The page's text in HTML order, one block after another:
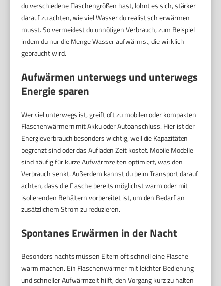
du verschiedene Flaschengrößen hast, lohnt es sich, stärker
darauf zu achten, wie viel Wasser du realistisch erwärmen
musst. So vermeidest du unnötigen Verbrauch, zum Beispiel
indem du nur die Menge Wasser aufwärmst, die wirklich
gebraucht wird.
Aufwärmen unterwegs und unterwegs
Energie sparen
Wer viel unterwegs ist, greift oft zu mobilen oder kompakten
Flaschenwärmern mit Akku oder Autoanschluss. Hier ist der
Energieverbrauch besonders wichtig, weil die Kapazitäten
begrenzt sind oder das Aufladen Zeit kostet. Mobile Modelle
sind häufig für kurze Aufwärmzeiten optimiert, was den
Verbrauch senkt. Außerdem kannst du beim Transport darauf
achten, dass die Flasche bereits möglichst warm oder mit
isolierenden Behältern vorbereitet ist, um den Bedarf an
zusätzlichem Strom zu reduzieren.
Spontanes Erwärmen in der Nacht
Besonders nachts müssen Eltern oft schnell eine Flasche
warm machen. Ein Flaschenwärmer mit leichter Bedienung
und schneller Aufwärmzeit hilft, den Vorgang kurz zu halten